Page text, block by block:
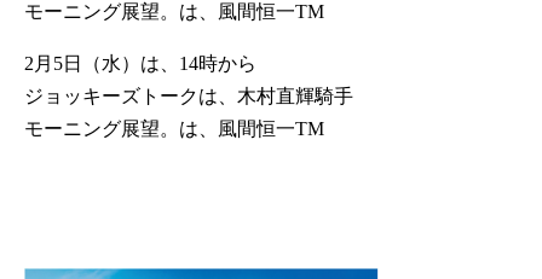
モーニング展望。は、風間恒一TM
2月5日（水）は、14時から
ジョッキーズトークは、木村直輝騎手
モーニング展望。は、風間恒一TM